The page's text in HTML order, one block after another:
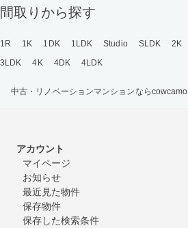
間取りから探す
1R 1K 1DK 1LDK Studio SLDK 2K
3LDK
4K 4DK 4LDK
中古・リノベーションマンションならcowcamo
アカウント
マイページ
お知らせ
最近見た物件
保存物件
保存した検索条件